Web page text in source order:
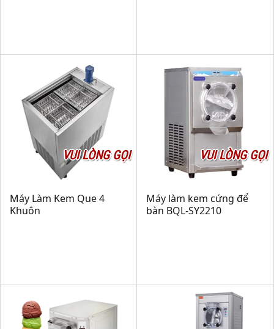
VUI LÒNG GỌI
Máy Làm Kem Que 4
Khuôn
VUI LÒNG GỌI
Máy làm kem cứng để
bàn BQL-SY2210